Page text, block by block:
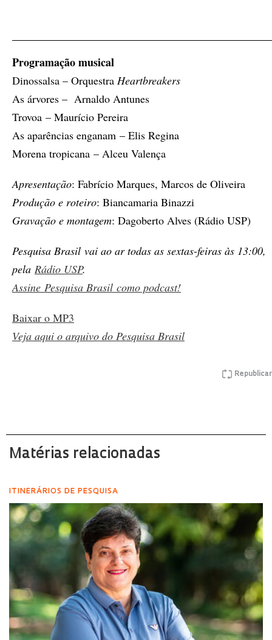
Programação musical
Dinossalsa – Orquestra Heartbreakers
As árvores – Arnaldo Antunes
Trovoa – Maurício Pereira
As aparências enganam – Elis Regina
Morena tropicana – Alceu Valença
Apresentação: Fabrício Marques, Marcos de Oliveira
Produção e roteiro: Biancamaria Binazzi
Gravação e montagem: Dagoberto Alves (Rádio USP)
Pesquisa Brasil vai ao ar todas as sextas-feiras às 13:00,
pela Rádio USP.
Assine Pesquisa Brasil como podcast!
Baixar o MP3
Veja aqui o arquivo do Pesquisa Brasil
Republicar